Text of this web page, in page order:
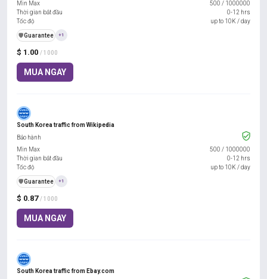
$ 1.00 / 1000
MUA NGAY
Min Max 500 / 1000000
Thời gian bắt đầu
0-12 hrs
Tốc độ
up to 10K / day
️🛡️Guarantee +1
South Korea traffic from Wikipedia
$ 0.87 / 1000
MUA NGAY
Bảo hành
Min Max
500 / 1000000
Thời gian bắt đầu
0-12 hrs
Tốc độ
up to 10K / day
️🛡️Guarantee +1
South Korea traffic from Ebay.com